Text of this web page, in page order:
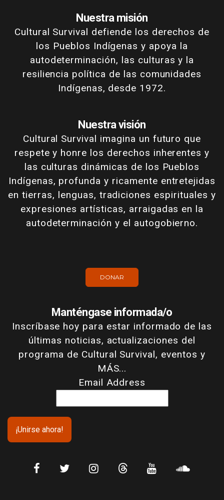
Nuestra misión
Cultural Survival defiende los derechos de
los Pueblos Indígenas y apoya la
autodeterminación, las culturas y la
resiliencia política de las comunidades
Indígenas, desde 1972.
Nuestra visión
Cultural Survival imagina un futuro que
respete y honre los derechos inherentes y
las culturas dinámicas de los Pueblos
Indígenas, profunda y ricamente entretejidas
en tierras, lenguas, tradiciones espirituales y
expresiones artísticas, arraigadas en la
autodeterminación y el autogobierno.
DONAR
Manténgase informada/o
Inscríbase hoy para estar informado de las
últimas noticias, actualizaciones del
programa de Cultural Survival, eventos y
MÁS...
Email Address